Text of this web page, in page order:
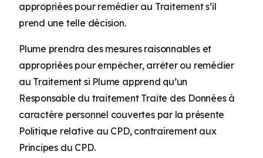
appropriées pour remédier au Traitement s’il
prend une telle décision.
Plume prendra des mesures raisonnables et
appropriées pour empêcher, arrêter ou remédier
au Traitement si Plume apprend qu’un
Responsable du traitement Traite des Données à
caractère personnel couvertes par la présente
Politique relative au CPD, contrairement aux
Principes du CPD.